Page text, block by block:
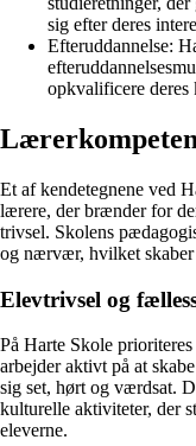
sig efter deres
Efteruddannelse:
opkvalificere deres
Et af kendetegnene ved
lærere, der brænder for
trivsel. Skolens
og nærvær, hvilket
Elevtrivsel og
På Harte Skole
arbejder aktivt på at
sig set, hørt og værdsat.
kulturelle aktiviteter, der
eleverne.